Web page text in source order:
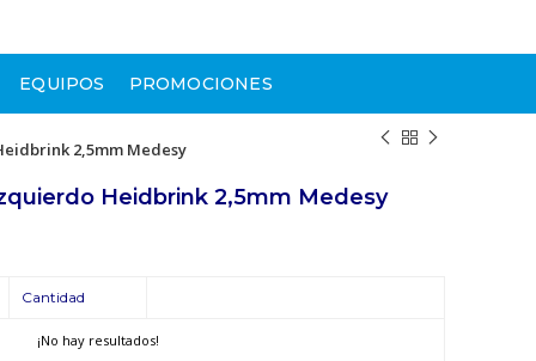
EQUIPOS PROMOCIONES
2,5mm Medesy
Heidbrink 2,5mm Medesy
Cantidad
¡No hay resultados!